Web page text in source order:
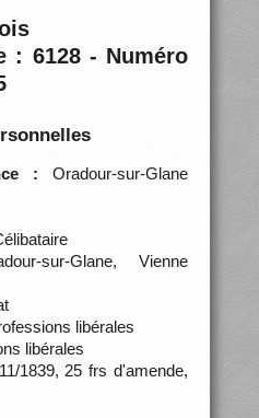
: 6128 - Numéro
: Oradour-sur-Glane
sur-Glane, Vienne
libérales
libérales
1839, 25 frs d'amende,